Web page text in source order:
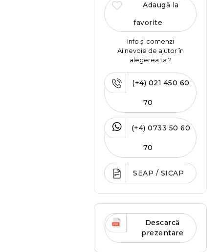
Adaugă la
favorite
Info și comenzi
Ai nevoie de ajutor în
alegerea ta ?
(+4) 021 450 60
70
(+4) 0733 50 60
70
SEAP / SICAP
Descarcă
prezentare